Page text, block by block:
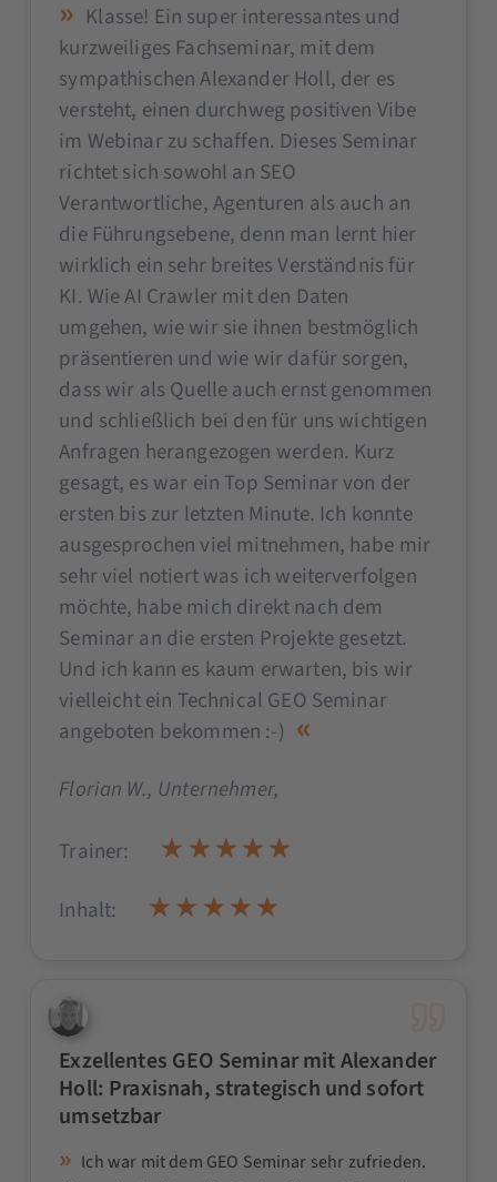
Klasse! Ein super interessantes und
kurzweiliges Fachseminar, mit dem
sympathischen Alexander Holl, der es
versteht, einen durchweg positiven Vibe
im Webinar zu schaffen. Dieses Seminar
richtet sich sowohl an SEO
Verantwortliche, Agenturen als auch an
die Führungsebene, denn man lernt hier
wirklich ein sehr breites Verständnis für
KI. Wie AI Crawler mit den Daten
umgehen, wie wir sie ihnen bestmöglich
präsentieren und wie wir dafür sorgen,
dass wir als Quelle auch ernst genommen
und schließlich bei den für uns wichtigen
Anfragen herangezogen werden. Kurz
gesagt, es war ein Top Seminar von der
ersten bis zur letzten Minute. Ich konnte
ausgesprochen viel mitnehmen, habe mir
sehr viel notiert was ich weiterverfolgen
möchte, habe mich direkt nach dem
Seminar an die ersten Projekte gesetzt.
Und ich kann es kaum erwarten, bis wir
vielleicht ein Technical GEO Seminar
angeboten bekommen :-)
Florian W., Unternehmer,
Trainer:
Inhalt:
Exzellentes GEO Seminar mit Alexander
Holl: Praxisnah, strategisch und sofort
umsetzbar
Ich war mit dem GEO Seminar sehr zufrieden.